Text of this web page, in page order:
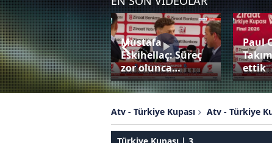
penaltıyı
Mustafa
Eskihellaç: Süreç
zor olunca…
Paul
ettik
Atv - Türkiye Kupası Atv - Türkiye